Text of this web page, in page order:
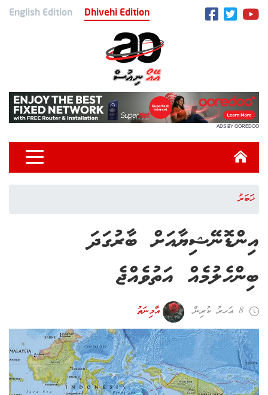
English Edition Dhivehi Edition
ADS BY OOREDOO
ޚަބަރު
އިންޑޮނޭޝިޔާއަށް ބާރުގަދަ
ބިންހެލުމެއް އަތުވެއްޖެ
8 އަހރު ކުރިން އާމިނަތު